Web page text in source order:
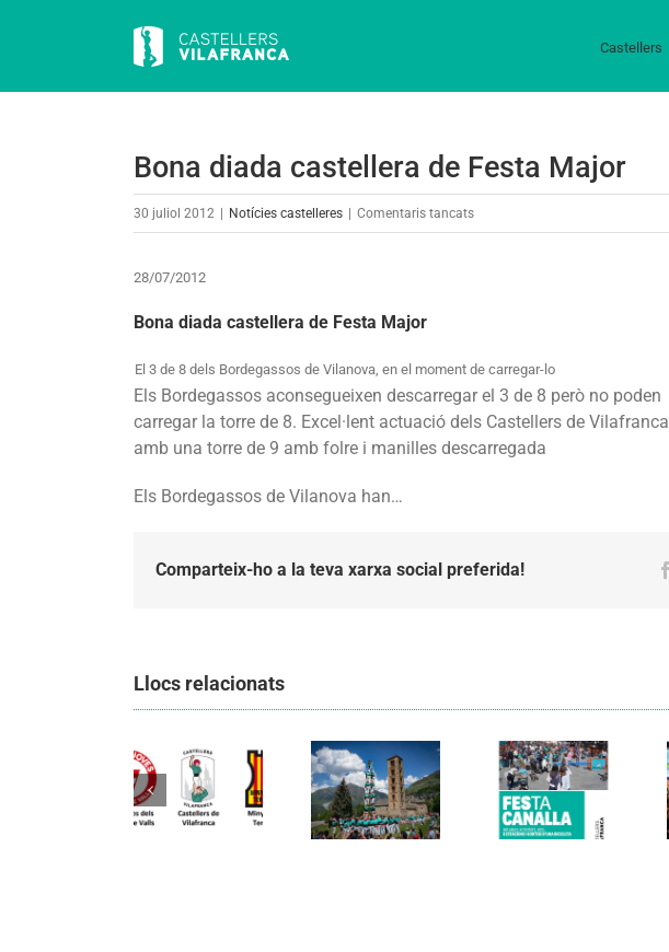
Castellers
Bona diada castellera de Festa Major
30 juliol 2012 Notícies castelleres Comentaris tancatsa
Major
28/07/2012
Bona diada castellera de Festa Major
El 3 de 8 dels Bordegassos de Vilanova, en el moment de carregar-lo
Els Bordegassos aconsegueixen descarregar el 3 de 8 però no poden
carregar la torre de 8. Excel·lent actuació dels Castellers de Vilafranca
amb una torre de 9 amb folre i manilles descarregada
Els Bordegassos de Vilanova han…
Comparteix-ho a la teva xarxa social preferida!
Llocs relacionats
Els
Vilafranca
unieixen
tradició i
patrimoni
en un
Castellers
Vilafranca
organitzen
la segona
edició de
Festa
Canalla, un
Cal Figarot
lidera el
primer
d’energia
comunitària